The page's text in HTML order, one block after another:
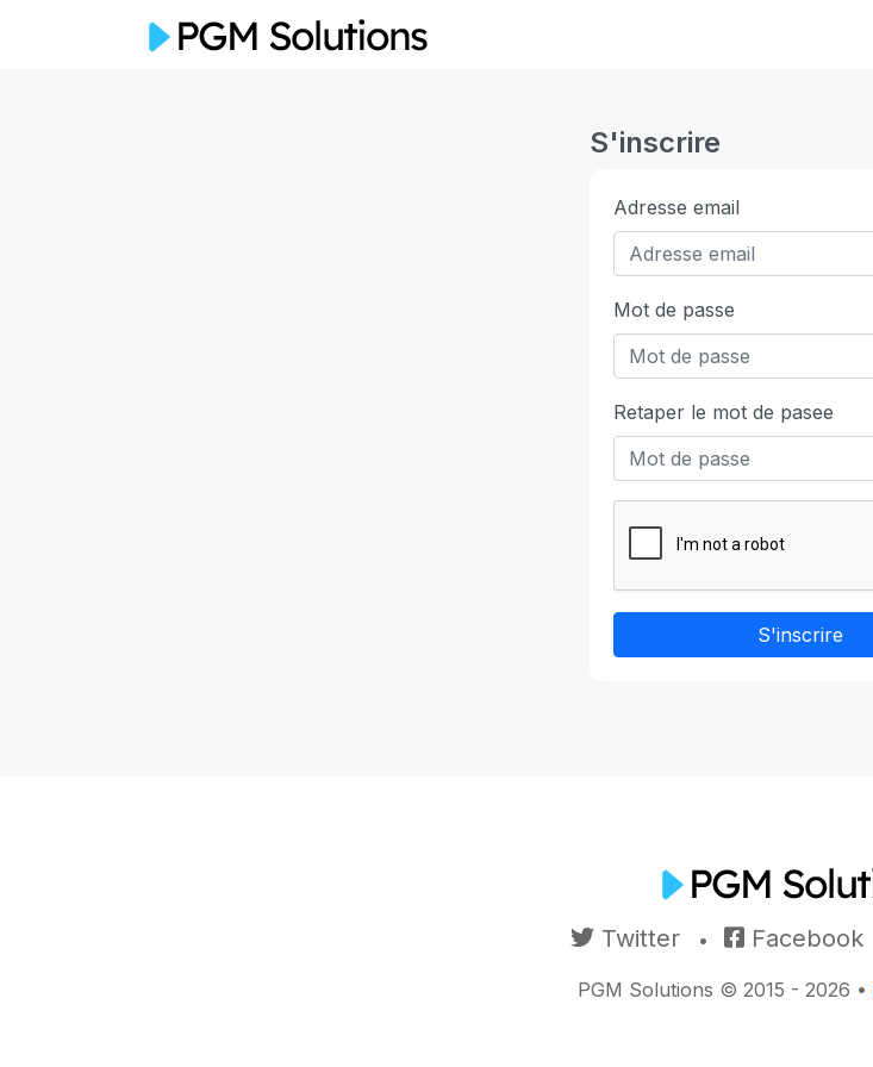
S'inscrire
Adresse email
Mot de passe
Retaper le mot de pasee
S'inscrire
Twitter • Facebook
PGM Solutions © 2015 - 2026 •